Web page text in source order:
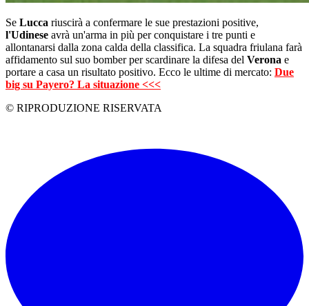
Se Lucca riuscirà a confermare le sue prestazioni positive,
l'Udinese avrà un'arma in più per conquistare i tre punti e
allontanarsi dalla zona calda della classifica. La squadra friulana farà
affidamento sul suo bomber per scardinare la difesa del Verona e
portare a casa un risultato positivo. Ecco le ultime di mercato: Due
big su Payero? La situazione <<<
© RIPRODUZIONE RISERVATA